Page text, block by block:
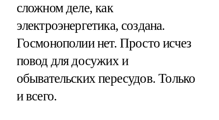
сложном деле, как
электроэнергетика, создана.
Госмонополии нет. Просто исчез
повод для досужих и
обывательских пересудов. Только
и всего.